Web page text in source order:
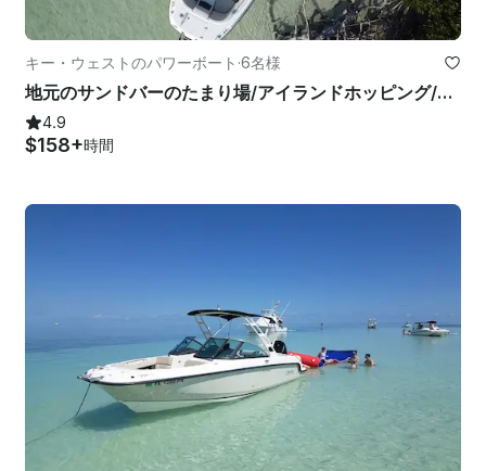
キー・ウェストのパワーボート ·6名様
地元のサンドバーのたまり場/アイランドホッピング/パドルボードのようにボート遊びに行きましょう
4.9
$158+時間